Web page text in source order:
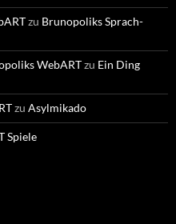
zu Brunopoliks Sprach-
WebARTzu Ein Ding
zu Asylmikado
Spiele